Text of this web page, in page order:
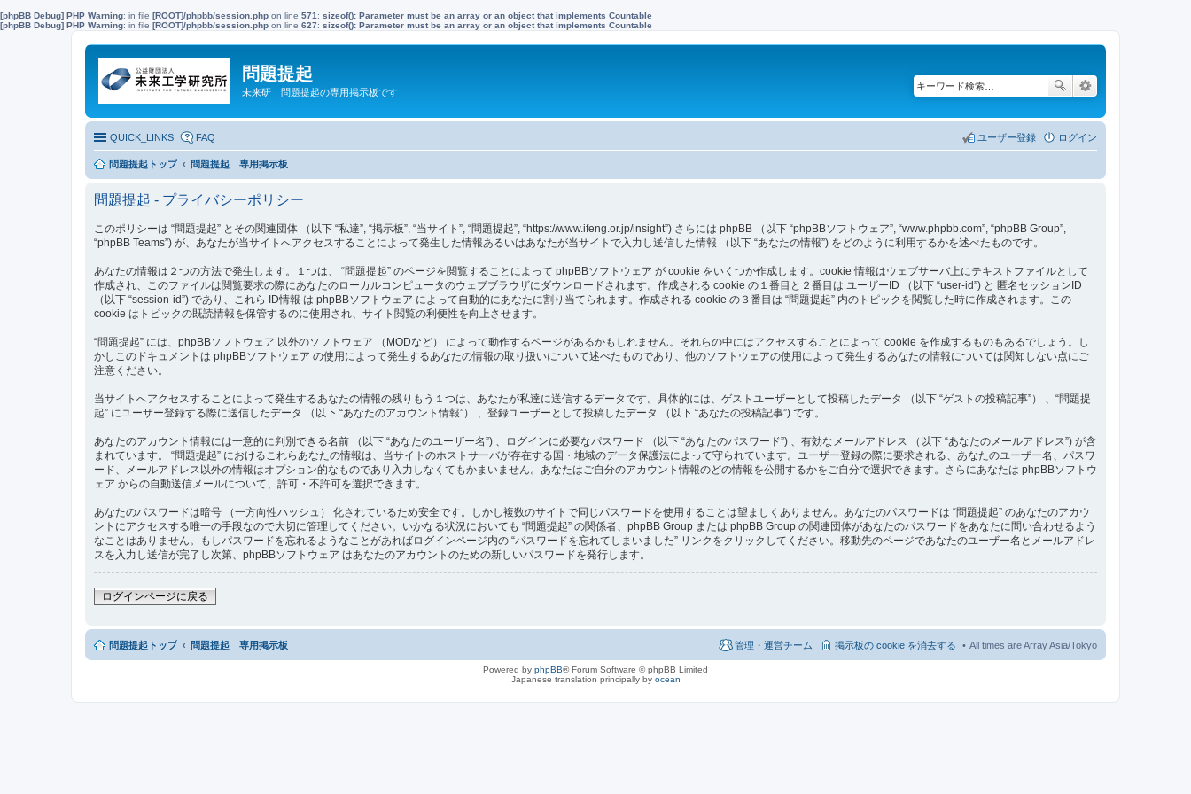
[phpBB Debug] PHP Warning: in file [ROOT]/phpbb/session.php on line 571 : sizeof(): Parameter must be an array or an object that implements Countable
[phpBB Debug] PHP Warning: in file [ROOT]/phpbb/session.php on line 627: sizeof(): Parameter must be an array or an object that implements Countable
問題提起
未来研 問題提起の専用掲示板です
QUICK_LINKS FAQ ログイン
ユーザー登録
問題提起トップ 問題提起 専用掲示板
問題提起 - プライバシーポリシー
このポリシーは “問題提起” とその関連団体 （以下 “私達”, “掲示板”, “当サイト”, “問題提起”, “https://www.ifeng.or.jp/insight”) さらには phpBB （以下 “phpBBソフトウェア”, “www.phpbb.com”, “phpBB Group”,
“phpBB Teams”) が、あなたが当サイトへアクセスすることによって発生した情報あるいはあなたが当サイトで入力し送信した情報 （以下 “あなたの情報”) をどのように利用するかを述べたものです。
あなたの情報は２つの方法で発生します。１つは、 “問題提起” のページを閲覧することによって phpBBソフトウェア が cookie をいくつか作成します。cookie 情報はウェブサーバ上にテキストファイルとして
作成され、このファイルは閲覧要求の際にあなたのローカルコンピュータのウェブブラウザにダウンロードされます。作成される cookie の１番目と２番目は ユーザーID （以下 “user-id”) と 匿名セッションID
（以下 “session-id”) であり、これら ID情報 は phpBBソフトウェア によって自動的にあなたに割り当てられます。作成される cookie の３番目は “問題提起” 内のトピックを閲覧した時に作成されます。この
cookie はトピックの既読情報を保管するのに使用され、サイト閲覧の利便性を向上させます。
“問題提起” には、phpBBソフトウェア 以外のソフトウェア （MODなど） によって動作するページがあるかもしれません。それらの中にはアクセスすることによって cookie を作成するものもあるでしょう。し
かしこのドキュメントは phpBBソフトウェア の使用によって発生するあなたの情報の取り扱いについて述べたものであり、他のソフトウェアの使用によって発生するあなたの情報については関知しない点にご
注意ください。
当サイトへアクセスすることによって発生するあなたの情報の残りもう１つは、あなたが私達に送信するデータです。具体的には、ゲストユーザーとして投稿したデータ （以下 “ゲストの投稿記事”） 、“問題提
起” にユーザー登録する際に送信したデータ （以下 “あなたのアカウント情報”） 、登録ユーザーとして投稿したデータ （以下 “あなたの投稿記事”) です。
あなたのアカウント情報には一意的に判別できる名前 （以下 “あなたのユーザー名”) 、ログインに必要なパスワード （以下 “あなたのパスワード”) 、有効なメールアドレス （以下 “あなたのメールアドレス”) が含
まれています。 “問題提起” におけるこれらあなたの情報は、当サイトのホストサーバが存在する国・地域のデータ保護法によって守られています。ユーザー登録の際に要求される、あなたのユーザー名、パスワ
ード、メールアドレス以外の情報はオプション的なものであり入力しなくてもかまいません。あなたはご自分のアカウント情報のどの情報を公開するかをご自分で選択できます。さらにあなたは phpBBソフトウ
ェア からの自動送信メールについて、許可・不許可を選択できます。
あなたのパスワードは暗号 （一方向性ハッシュ） 化されているため安全です。しかし複数のサイトで同じパスワードを使用することは望ましくありません。あなたのパスワードは “問題提起” のあなたのアカウ
ントにアクセスする唯一の手段なので大切に管理してください。いかなる状況においても “問題提起” の関係者、phpBB Group または phpBB Group の関連団体があなたのパスワードをあなたに問い合わせるよう
なことはありません。もしパスワードを忘れるようなことがあればログインページ内の “パスワードを忘れてしまいました” リンクをクリックしてください。移動先のページであなたのユーザー名とメールアドレ
スを入力し送信が完了し次第、phpBBソフトウェア はあなたのアカウントのための新しいパスワードを発行します。
ログインページに戻る
問題提起トップ 問題提起 専用掲示板 All times are Array Asia/Tokyo
掲示板の cookie を消去する
管理・運営チーム
Powered by phpBB® Forum Software © phpBB Limited
Japanese translation principally by ocean